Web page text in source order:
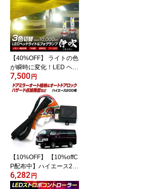
るさ改善 片側点灯防止
ヒューズ切れ防止 トヨタ
レクサスなどにも対応
【40%OFF】 ライトの色
が瞬時に変化！LED ヘッ
ドライト フォグ カラー
チェンジバルブ 信玄 伊
吹 実測値10000lm H4 H
1 H3 H7 H8 H9 H11 H16
HB3 HB4 HIR2 3色切替
1年保証 X04
7,500 円
【10%OFF】 【10%offC
P配布中】ハイエース20
0系 5型 6型 7型用 オート
ドアロック＆ミラー自動
6,282 円